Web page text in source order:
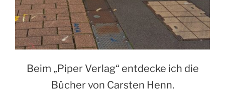
Beim „Piper Verlag“ entdecke ich die
Bücher von Carsten Henn.